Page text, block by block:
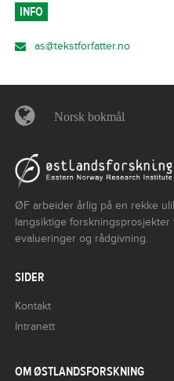
INFO
as@tekstforfatter.no
Norsk bokmål
ØF arbeider årlig på en rekke
langsiktige
evalueringer og rådgivning.
SIDER
Kontakt
Intranett
OM ØSTLANDSFORSKNING